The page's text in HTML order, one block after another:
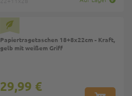
Papiertragetaschen 18+8x22cm - Kraft,
gelb mit weißem Griff
29,99 €